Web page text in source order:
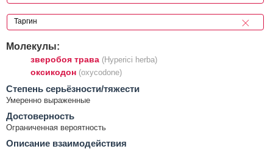
Молекулы:
зверобоя трава (Hyperici herba)
оксикодон (oxycodone)
Cтепень серьёзности/тяжести
Умеренно выраженные
Достоверность
Ограниченная вероятность
Описание взаимодействия